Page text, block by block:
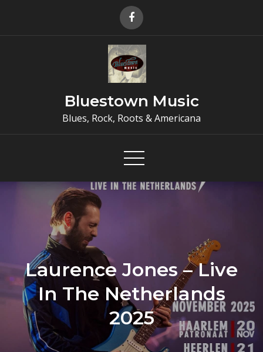
Bluestown Music
Blues, Rock, Roots & Americana
Laurence Jones – Live
In The Netherlands
2025